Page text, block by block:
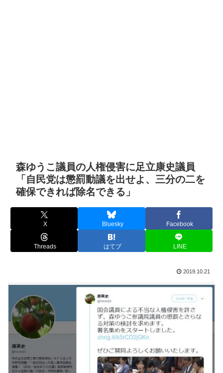
森ゆうこ議員の人権侵害に足立康史議員
「自民党は懲罰動議を出せよ、三分の二を
確保できれば除名できる」
X Bluesky Facebook
Threads はてブ LINE
2019.10.21